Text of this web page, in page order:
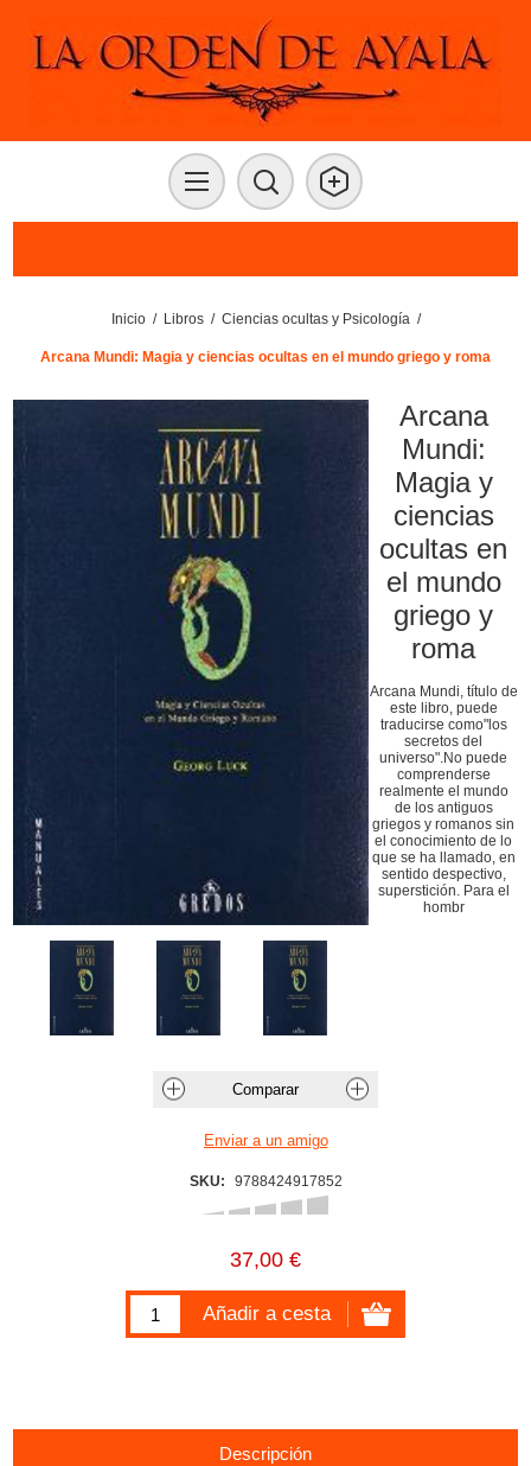
Inicio / Libros / Ciencias ocultas y Psicología /
Arcana Mundi: Magia y ciencias ocultas en el mundo griego y roma
Arcana
Mundi:
Magia y
ciencias
ocultas en
el mundo
griego y
roma
Arcana Mundi, título de
este libro, puede
traducirse como"los
secretos del
universo".No puede
comprenderse
realmente el mundo
de los antiguos
griegos y romanos sin
el conocimiento de lo
que se ha llamado, en
sentido despectivo,
superstición. Para el
hombr
SKU: 9788424917852
37,00 €
Descripción